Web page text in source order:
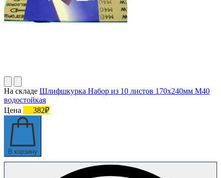
На складе Шлифшкурка Набор из 10 листов 170х240мм М40
водостойкая
Цена
382₽
В корзину